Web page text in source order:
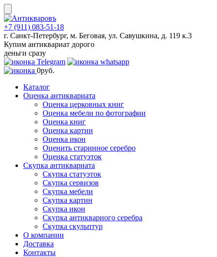
Skip
to
content
+7 (911) 083-51-18
г. Санкт-Петербург, м. Беговая, ул. Савушкина, д. 119 к.3
Купим антиквариат дорого
деньги сразу
0руб.
Каталог
Оценка антиквариата
Оценка церковных книг
Оценка мебели по фотографии
Оценка книг
Оценка картин
Оценка икон
Оценить старинное серебро
Оценка статуэток
Скупка антиквариата
Скупка статуэток
Скупка сервизов
Скупка мебели
Скупка картин
Скупка икон
Скупка антикварного серебра
Скупка скульптур
О компании
Доставка
Контакты